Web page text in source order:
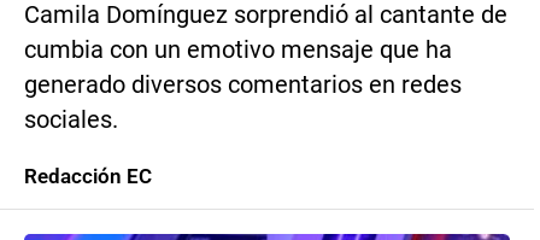
Camila Domínguez sorprendió al cantante de
cumbia con un emotivo mensaje que ha
generado diversos comentarios en redes
sociales.
Redacción EC